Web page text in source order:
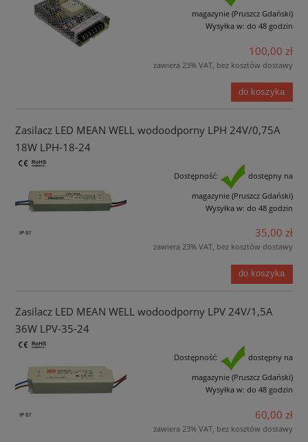
magazynie (Pruszcz Gdański)
Wysyłka w: do 48 godzin
100,00 zł
zawiera 23% VAT, bez kosztów dostawy
do koszyka
Zasilacz LED MEAN WELL wodoodporny LPH 24V/0,75A
18W LPH-18-24
Dostępność:
dostępny na
magazynie (Pruszcz Gdański)
Wysyłka w: do 48 godzin
35,00 zł
zawiera 23% VAT, bez kosztów dostawy
do koszyka
Zasilacz LED MEAN WELL wodoodporny LPV 24V/1,5A
36W LPV-35-24
Dostępność:
dostępny na
magazynie (Pruszcz Gdański)
Wysyłka w: do 48 godzin
60,00 zł
zawiera 23% VAT, bez kosztów dostawy